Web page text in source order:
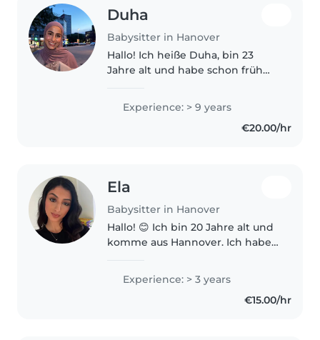
Duha
Babysitter in Hanover
Hallo! Ich heiße Duha, bin 23
Jahre alt und habe schon früh
meine Mutter leider früh
verstarb. Ich habe mich von
Experience: > 9 years
€20.00/hr
Ela
Babysitter in Hanover
Hallo! 😊 Ich bin 20 Jahre alt und
komme aus Hannover. Ich habe
mit Kindern und verbringe
gerne Zeit mit ihnen. Ob spielen,
basteln, vorlesen oder sie bei..
Experience: > 3 years
€15.00/hr